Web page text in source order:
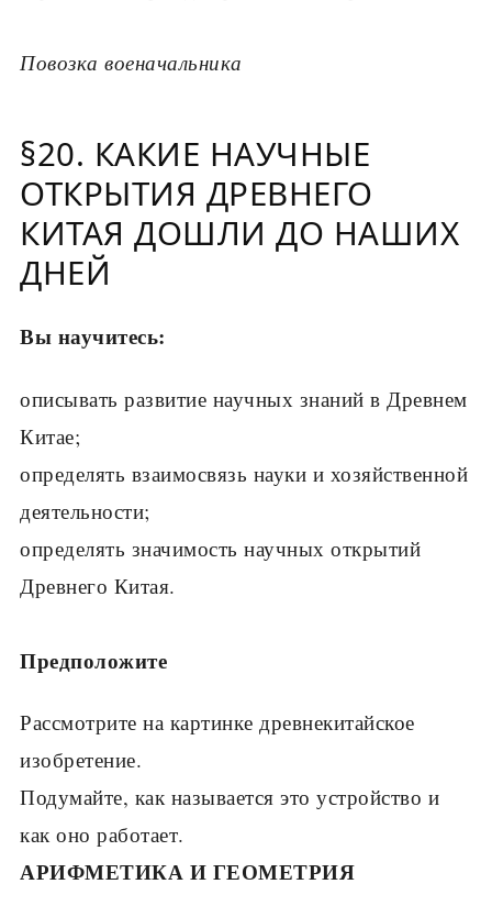
Повозка военачальника
§20. КАКИЕ НАУЧНЫЕ
ОТКРЫТИЯ ДРЕВНЕГО
КИТАЯ ДОШЛИ ДО НАШИХ
ДНЕЙ
Вы научитесь:
описывать развитие научных знаний в Древнем
Китае;
определять взаимосвязь науки и хозяйственной
деятельности;
определять значимость научных открытий
Древнего Китая.
Предположите
Рассмотрите на кар­тинке древнекитайское
изобретение.
Подумайте, как называ­ется это устройство и
как оно работает.
АРИФМЕТИКА И ГЕОМЕТРИЯ